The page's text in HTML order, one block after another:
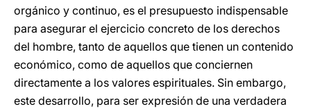
orgánico y continuo, es el presupuesto indispensable
para asegurar el ejercicio concreto de los derechos
del hombre, tanto de aquellos que tienen un contenido
económico, como de aquellos que conciernen
directamente a los valores espirituales. Sin embargo,
este desarrollo, para ser expresión de una verdadera